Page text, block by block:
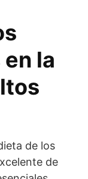
la
de los
de